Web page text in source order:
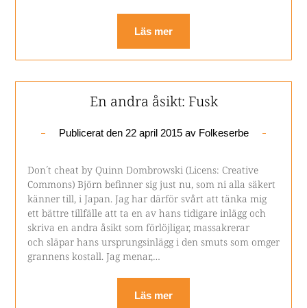
Läs mer
En andra åsikt: Fusk
Publicerat den 22 april 2015av Folkeserbe
Don´t cheat by Quinn Dombrowski (Licens: Creative
Commons) Björn befinner sig just nu, som ni alla säkert
känner till, i Japan. Jag har därför svårt att tänka mig
ett bättre tillfälle att ta en av hans tidigare inlägg och
skriva en andra åsikt som förlöjligar, massakrerar
och släpar hans ursprungsinlägg i den smuts som omger
grannens kostall. Jag menar,…
Läs mer